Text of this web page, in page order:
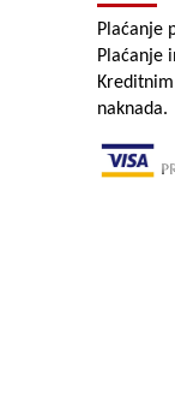
Plaćanje
Plaćanje
naknada.